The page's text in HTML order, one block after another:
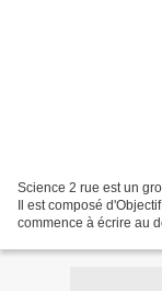
Science 2 rue est un
Il est composé
commence à écrire au